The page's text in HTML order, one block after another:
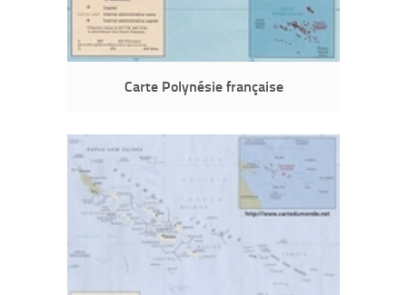
Carte Polynésie française